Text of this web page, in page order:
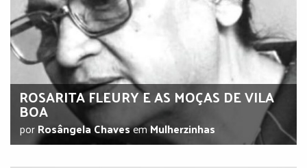
ROSARITA FLEURY E AS MOÇAS DE VILA
BOA
porRosângela ChavesemMulherzinhas